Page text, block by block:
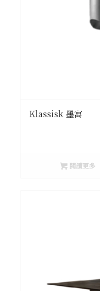
Klassisk 墨寓
閱讀更多